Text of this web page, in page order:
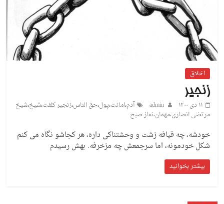
اخلاق
زنجیر
۱۱ دی ۱۴۰۰ admin آدم،امانت،پول،حق الناس،زنجیر کلفت،شیخ،شیخ
مرتضی انصاری،مهمان،نماز صبح
خودشه، چه قیافه زشت و وحشتناکی داره، هر کجاشو نگاه می کنم
شکل خودمونه، اما سرجمعش چه مزخرفه. بهش رسیدم
بیشتر بخوانید